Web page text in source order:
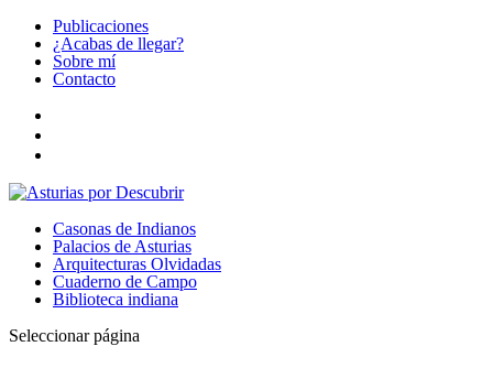
Publicaciones
¿Acabas de llegar?
Sobre mí
Contacto
Casonas de Indianos
Palacios de Asturias
Arquitecturas Olvidadas
Cuaderno de Campo
Biblioteca indiana
Seleccionar página